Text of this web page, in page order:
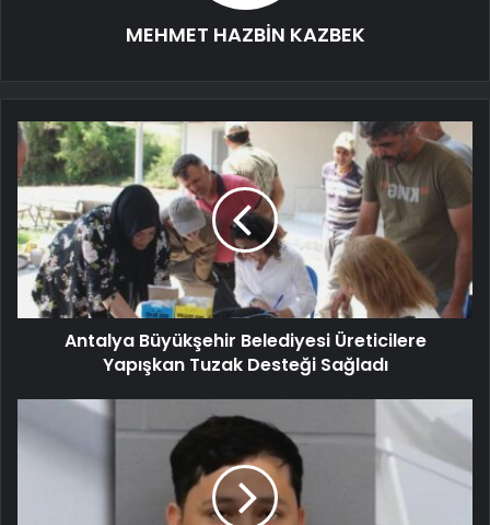
MEHMET HAZBİN KAZBEK
Antalya Büyükşehir Belediyesi Üreticilere
Yapışkan Tuzak Desteği Sağladı